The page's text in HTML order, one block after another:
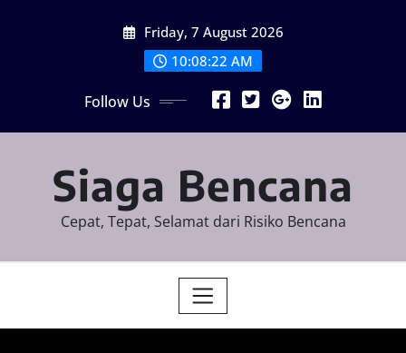
Friday, 7 August 2026
10:08:23 AM
Follow Us
Siaga Bencana
Cepat, Tepat, Selamat dari Risiko Bencana